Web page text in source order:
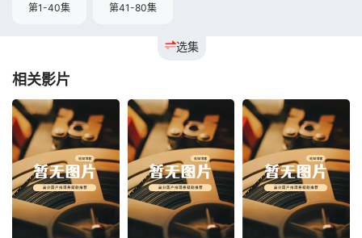
选集
第1-40集 第41-80集
相关影片